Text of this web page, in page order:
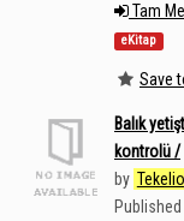
Tam
eKitap
Save
Balık
kontrolü /
by